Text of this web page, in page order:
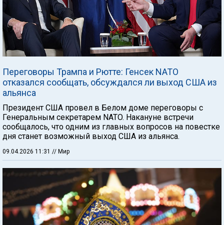
Переговоры Трампа и Рютте: Генсек NATO
отказался сообщать, обсуждался ли выход США из
альянса
Президент США провел в Белом доме переговоры с
Генеральным секретарем NATO. Накануне встречи
сообщалось, что одним из главных вопросов на повестке
дня станет возможный выход США из альянса.
09.04.2026 11:31 // Мир